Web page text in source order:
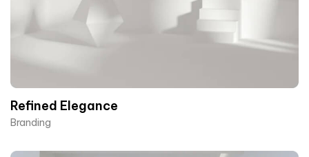
Refined Elegance
Branding